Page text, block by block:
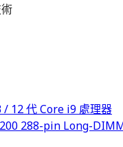
12 代 Core i9 處理器
288-pin Long-